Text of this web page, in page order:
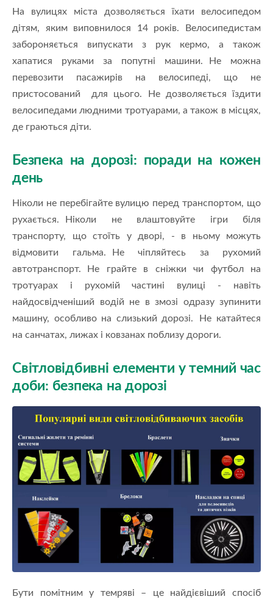
На вулицях міста дозволяється їхати велосипедом
дітям, яким виповнилося 14 років. Велосипедистам
забороняється випускати з рук кермо, а також
хапатися руками за попутні машини. Не можна
перевозити пасажирів на велосипеді, що не
пристосований для цього. Не дозволяється їздити
велосипедами людними тротуарами, а також в місцях,
де граються діти.
Безпека на дорозі: поради на кожен
день
Ніколи не перебігайте вулицю перед транспортом, що
рухається. Ніколи не влаштовуйте ігри біля
транспорту, що стоїть у дворі, - в ньому можуть
відмовити гальма. Не чіпляйтесь за рухомий
автотранспорт. Не грайте в сніжки чи футбол на
тротуарах і рухомій частині вулиці - навіть
найдосвідченіший водій не в змозі одразу зупинити
машину, особливо на слизький дорозі. Не катайтеся
на санчатах, лижах і ковзанах поблизу дороги.
Світловідбивні елементи у темний час
доби: безпека на дорозі
Бути помітним у темряві – це найдієвіший спосіб